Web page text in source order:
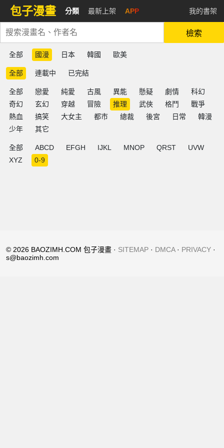
包子漫畫 分類 最新上架 APP 我的書架
檢索
全部 國漫 日本 韓國 歐美
全部 連載中 已完結
全部 戀愛 純愛 古風 異能 懸疑 劇情
科幻
奇幻
玄幻 穿越 冒險 推理 武俠 格鬥
戰爭
熱血
搞笑 大女主 都市 總裁 後宮 日常
韓漫
少年
其它
全部 ABCD EFGH IJKL MNOP QRST
UVW
XYZ
0-9
© 2026 BAOZIMH.COM 包子漫畫 · SITEMAP · DMCA· PRIVACY ·
s@baozimh.com